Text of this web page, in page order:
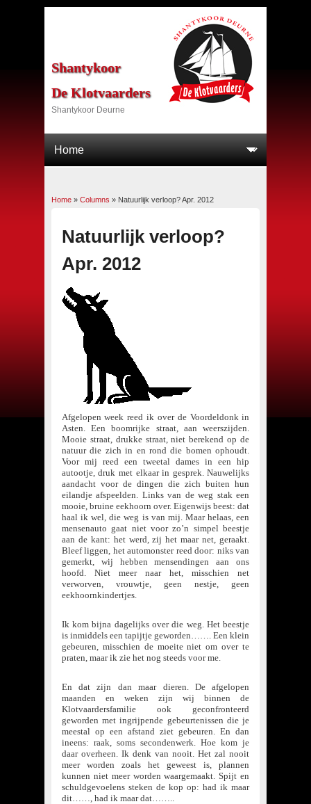
Shantykoor
De Klotvaarders
Shantykoor Deurne
U bent hier
Home » Columns » Natuurlijk verloop? Apr. 2012
Natuurlijk verloop?
Apr. 2012
Afgelopen week reed ik over de Voordeldonk in
Asten. Een boomrijke straat, aan weerszijden.
Mooie straat, drukke straat, niet berekend op de
natuur die zich in en rond die bomen ophoudt.
Voor mij reed een tweetal dames in een hip
autootje, druk met elkaar in gesprek. Nauwelijks
aandacht voor de dingen die zich buiten hun
eilandje afspeelden. Links van de weg stak een
mooie, bruine eekhoorn over. Eigenwijs beest: dat
haal ik wel, die weg is van mij. Maar helaas, een
mensenauto gaat niet voor zo’n simpel beestje
aan de kant: het werd, zij het maar net, geraakt.
Bleef liggen, het automonster reed door: niks van
gemerkt, wij hebben mensendingen aan ons
hoofd. Niet meer naar het, misschien net
verworven, vrouwtje, geen nestje, geen
eekhoornkindertjes.
Ik kom bijna dagelijks over die weg. Het beestje
is inmiddels een tapijtje geworden……. Een klein
gebeuren, misschien de moeite niet om over te
praten, maar ik zie het nog steeds voor me.
En dat zijn dan maar dieren. De afgelopen
maanden en weken zijn wij binnen de
Klotvaardersfamilie ook geconfronteerd
geworden met ingrijpende gebeurtenissen die je
meestal op een afstand ziet gebeuren. En dan
ineens: raak, soms secondenwerk. Hoe kom je
daar overheen. Ik denk van nooit. Het zal nooit
meer worden zoals het geweest is, plannen
kunnen niet meer worden waargemaakt. Spijt en
schuldgevoelens steken de kop op: had ik maar
dit……, had ik maar dat……..